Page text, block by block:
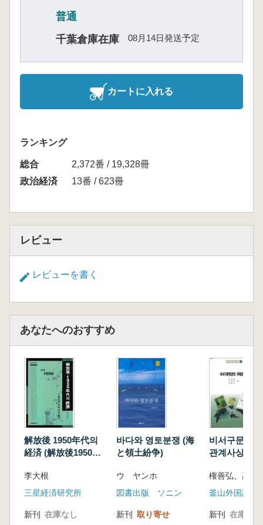
普通
千葉倉庫在庫
08月14日発送予定
カートに入れる
ランキング
総合
2,372番 / 19,328冊
政治経済
13番 / 623冊
レビュー
レビューを書く
あなたへのおすすめ
解放後 1950年代의
経済 (解放後1950年
史的背景研究
李大根
三星経済研究所
新刊 在庫なし
바다와 영토분쟁 (海
と領土紛争)
ウ ヤンホ
図書出版 ソニン
新刊 取り寄せ
비서구문명
관계사상 (非
新刊 在庫なし